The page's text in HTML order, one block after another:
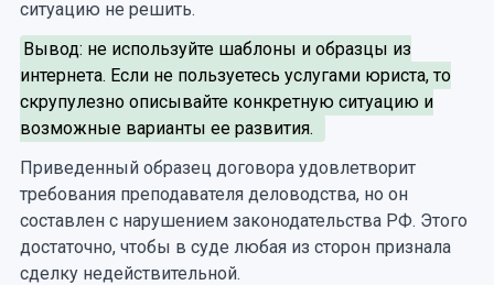
ситуацию не решить.
Вывод: не используйте шаблоны и образцы из
интернета. Если не пользуетесь услугами юриста, то
скрупулезно описывайте конкретную ситуацию и
возможные варианты ее развития.
Приведенный образец договора удовлетворит
требования преподавателя деловодства, но он
составлен с нарушением законодательства РФ. Этого
достаточно, чтобы в суде любая из сторон признала
сделку недействительной.